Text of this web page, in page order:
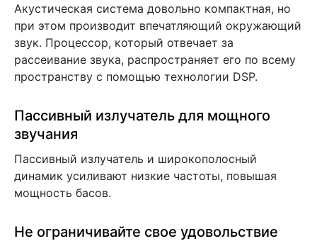
Акустическая система довольно компактная, но
при этом производит впечатляющий окружающий
звук. Процессор, который отвечает за
рассеивание звука, распространяет его по всему
пространству с помощью технологии DSP.
Пассивный излучатель для мощного
звучания
Пассивный излучатель и широкополосный
динамик усиливают низкие частоты, повышая
мощность басов.
Не ограничивайте свое удовольствие